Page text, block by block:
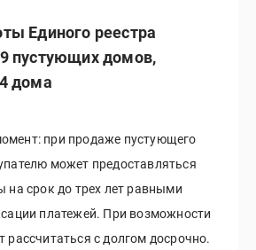
Единого реестра
пустующих домов,
дома
при продаже пустующего
может предоставляться
на срок до трех лет равными
платежей. При возможности
рассчитаться с долгом досрочно.